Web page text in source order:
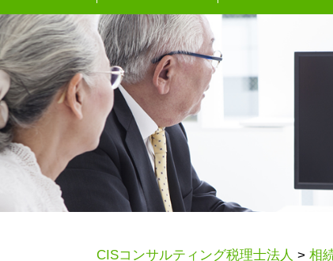
CISコンサルティング税理士法人 > 相